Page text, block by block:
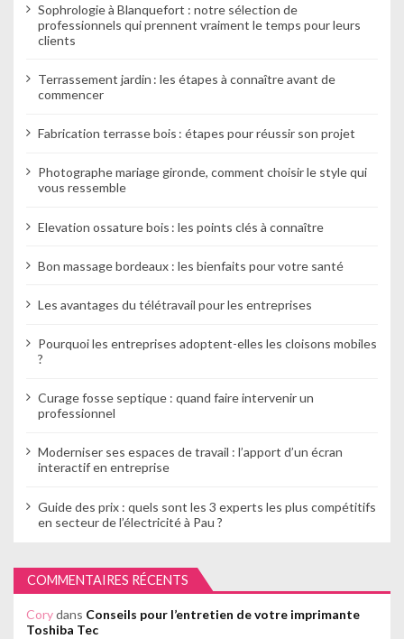
Sophrologie à Blanquefort : notre sélection de
professionnels qui prennent vraiment le temps pour leurs
clients
Terrassement jardin : les étapes à connaître avant de
commencer
Fabrication terrasse bois : étapes pour réussir son projet
Photographe mariage gironde, comment choisir le style qui
vous ressemble
Elevation ossature bois : les points clés à connaître
Bon massage bordeaux : les bienfaits pour votre santé
Les avantages du télétravail pour les entreprises
Pourquoi les entreprises adoptent-elles les cloisons mobiles
?
Curage fosse septique : quand faire intervenir un
professionnel
Moderniser ses espaces de travail : l’apport d’un écran
interactif en entreprise
Guide des prix : quels sont les 3 experts les plus compétitifs
en secteur de l’électricité à Pau ?
COMMENTAIRES RÉCENTS
Corydans Conseils pour l’entretien de votre imprimante
Toshiba Tec